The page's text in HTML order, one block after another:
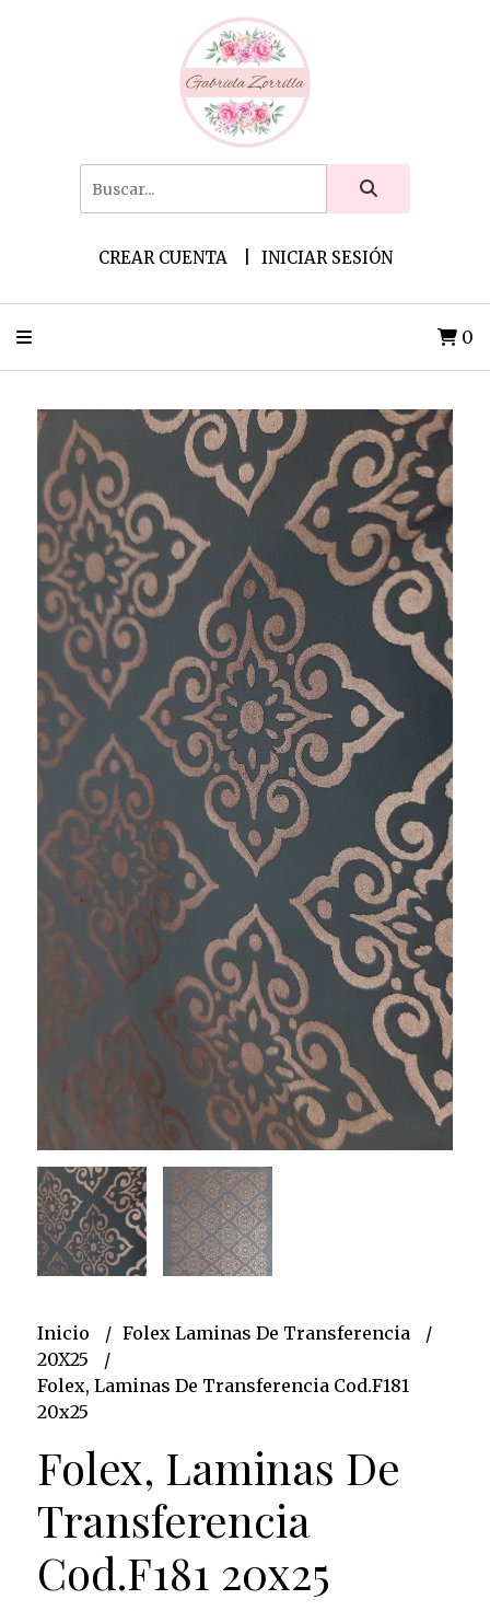
CREAR CUENTA INICIAR SESIÓN
0
Inicio
Folex Laminas De Transferencia
20X25
Folex, Laminas De Transferencia Cod.F181
20x25
Folex, Laminas De
Transferencia
Cod.F181 20x25